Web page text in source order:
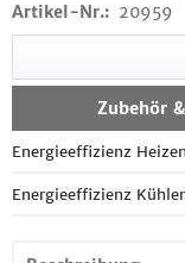
Artikel-Nr.: 20959
Zubehör
Energieeffizienz
Energieeffizienz